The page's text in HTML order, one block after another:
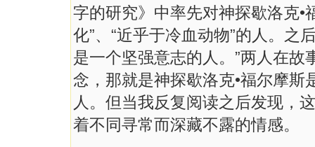
字的研究》中率先对神探歇洛克•
化”、“近乎于冷血动物”的人。之
是一个坚强意志的人。”两人在
念，那就是神探歇洛克•福尔摩
人。但当我反复阅读之后发现，
着不同寻常而深藏不露的情感。